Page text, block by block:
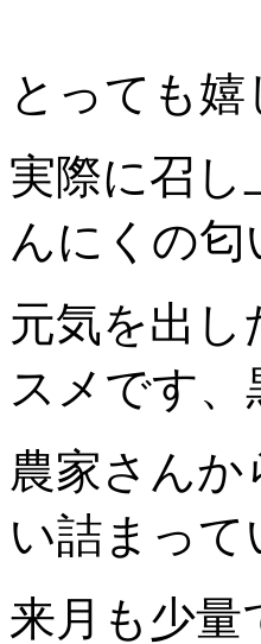
とっても
実際に召
んにくの
元気を出
スメです、
農家さん
い詰まって
来月も少量